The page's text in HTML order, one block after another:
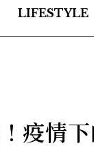
LIFESTYLE
疫情